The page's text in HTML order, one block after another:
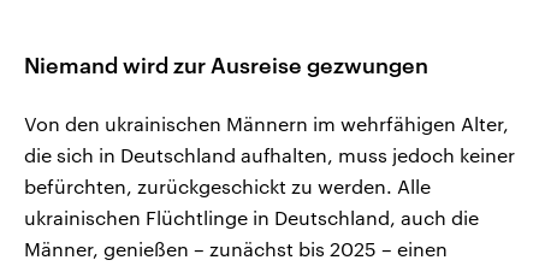
Niemand wird zur Ausreise gezwungen
Von den ukrainischen Männern im wehrfähigen Alter,
die sich in Deutschland aufhalten, muss jedoch keiner
befürchten, zurückgeschickt zu werden. Alle
ukrainischen Flüchtlinge in Deutschland, auch die
Männer, genießen – zunächst bis 2025 – einen